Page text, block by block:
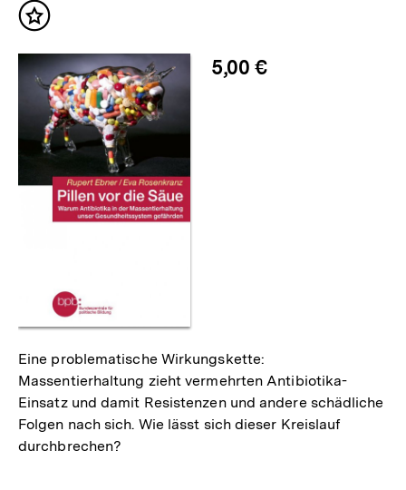
Inhalt
5,00 €
Eine problematische Wirkungskette:
Massentierhaltung zieht vermehrten Antibiotika-
Einsatz und damit Resistenzen und andere schädliche
Folgen nach sich. Wie lässt sich dieser Kreislauf
durchbrechen?